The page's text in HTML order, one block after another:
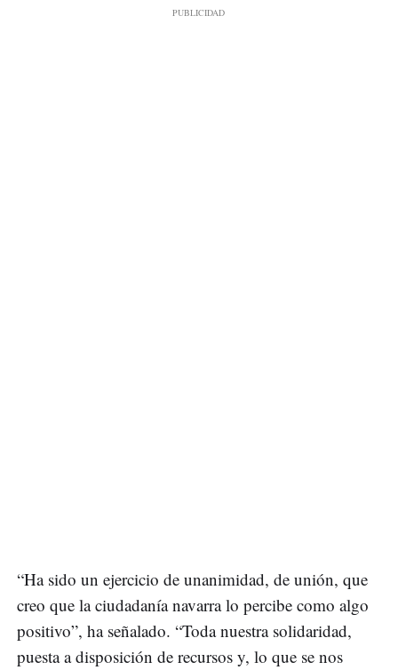
“Ha sido un ejercicio de unanimidad, de unión, que
creo que la ciudadanía navarra lo percibe como algo
positivo”, ha señalado. “Toda nuestra solidaridad,
puesta a disposición de recursos y, lo que se nos